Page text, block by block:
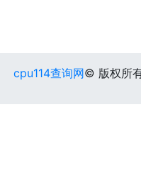
cpu114查询网© 版权所